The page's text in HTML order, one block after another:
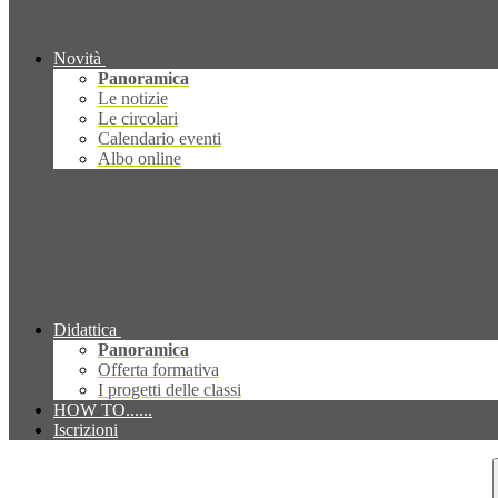
Novità
Panoramica
Le notizie
Le circolari
Calendario eventi
Albo online
Didattica
Panoramica
Offerta formativa
I progetti delle classi
HOW TO......
Iscrizioni